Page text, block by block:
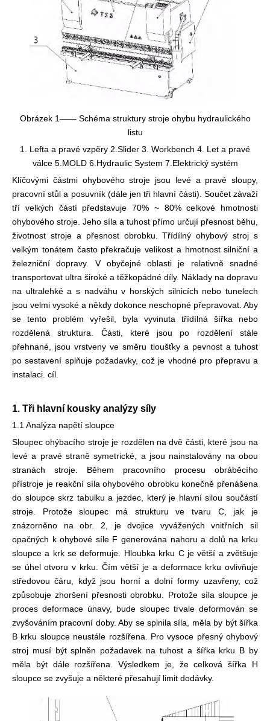
Obrázek 1—— Schéma struktury stroje ohybu hydraulického
listu
1. Lefta a pravé vzpěry 2.Slider 3. Workbench 4. Let a pravé
válce 5.MOLD 6.Hydraulic System 7.Elektrický systém
Klíčovými částmi ohybového stroje jsou levé a pravé sloupy,
pracovní stůl a posuvník (dále jen tři hlavní části). Součet závaží
tří velkých částí představuje 70% ~ 80% celkové hmotnosti
ohybového stroje. Jeho síla a tuhost přímo určují přesnost běhu,
životnost stroje a přesnost obrobku. Třídílný ohybový stroj s
velkým tonátem často překračuje velikost a hmotnost silniční a
železniční dopravy. V obyčejné oblasti je relativně snadné
transportovat ultra široké a těžkopádné díly. Náklady na dopravu
na ultralehké a s nadváhu v horských silnicích nebo tunelech
jsou velmi vysoké a někdy dokonce neschopné přepravovat. Aby
se tento problém vyřešil, byla vyvinuta třídílná šířka nebo
rozdělená struktura. Části, které jsou po rozdělení stále
přehnané, jsou vrstveny ve směru tloušťky a pevnost a tuhost
po sestavení splňuje požadavky, což je vhodné pro přepravu a
instalaci. cíl.
1. Tři hlavní kousky analýzy síly
1.1 Analýza napětí sloupce
Sloupec ohýbacího stroje je rozdělen na dvě části, které jsou na
levé a pravé straně symetrické, a jsou nainstalovány na obou
stranách stroje. Během pracovního procesu obráběcího
přístroje je reakční síla ohybového obrobku konečně přenášena
do sloupce skrz tabulku a jezdec, který je hlavní silou součástí
stroje. Protože sloupec má strukturu ve tvaru C, jak je
znázorněno na obr. 2, je dvojice vyvážených vnitřních sil
opačných k ohybové síle F generována nahoru a dolů na krku
sloupce a krk se deformuje. Hloubka krku C je větší a zvětšuje
se úhel otvoru v krku. Čím větší je a deformace krku ovlivňuje
středovou čáru, když jsou horní a dolní formy uzavřeny, což
způsobuje zhoršení přesnosti obrobku. Protože síla sloupce je
proces deformace únavy, bude sloupec trvale deformován se
zvyšováním pracovní doby. Aby se splnila síla, měla by být šířka
B krku sloupce neustále rozšířena. Pro vysoce přesný ohybový
stroj musí být splněn požadavek na tuhost a šířka krku B by
měla být dále rozšířena. Výsledkem je, že celková šířka H
sloupce se zvyšuje a některé přesahují limit dodávky.